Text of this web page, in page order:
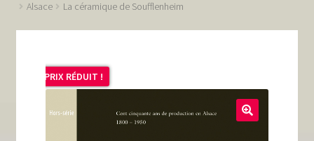
Conditions générales de vente
Glossaire
Alsace
La céramique de Soufflenheim
PRIX RÉDUIT !